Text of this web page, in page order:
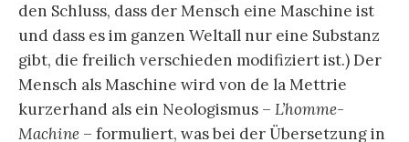
den Schluss, dass der Mensch eine Maschine ist
und dass es im ganzen Weltall nur eine Substanz
gibt, die freilich verschieden modifiziert ist.) Der
Mensch als Maschine wird von de la Mettrie
kurzerhand als ein Neologismus – L’homme-
Machine – formuliert, was bei der Übersetzung in